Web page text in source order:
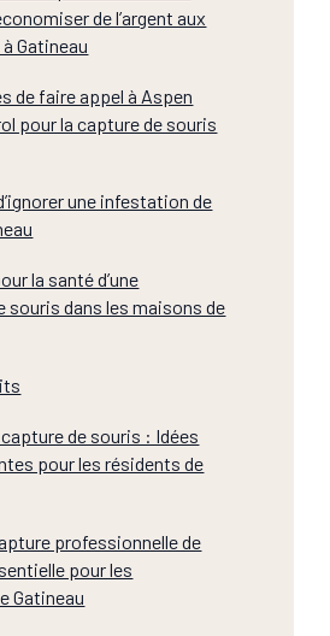
de l’argent aux
Gatineau
de faire appel à Aspen
pour la capture de souris
une infestation de
la santé d’une
souris dans les maisons de
de souris : Idées
pour les résidents de
professionnelle de
pour les
Gatineau